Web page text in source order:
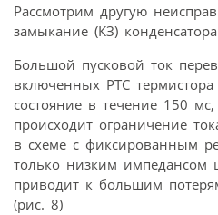
Рассмотрим другую
замыкание (КЗ)
Большой пусковой ток
включенных PTC
состояние в течение 150
происходит ограничение
в схеме с фиксированным
только низким импедансом
приводит к большим
(рис. 8)